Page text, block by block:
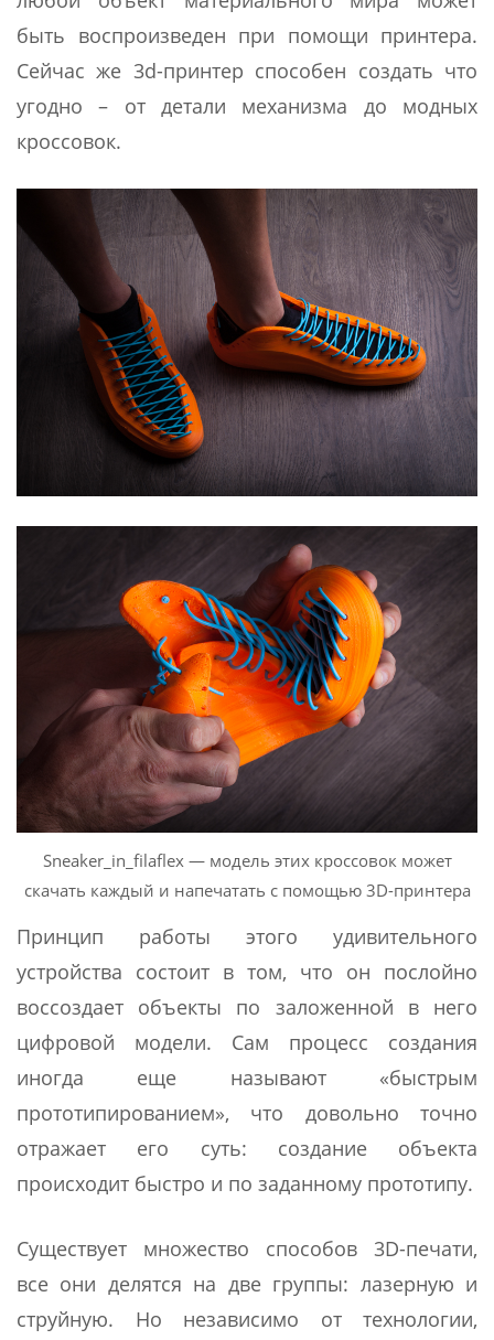
быть воспроизведен при помощи принтера.
Сейчас же 3d-принтер способен создать что
угодно – от детали механизма до модных
кроссовок.
Sneaker_in_filaflex — модель этих кроссовок может
скачать каждый и напечатать с помощью 3D-принтера
Принцип работы этого удивительного
устройства состоит в том, что он послойно
воссоздает объекты по заложенной в него
цифровой модели. Сам процесс создания
иногда еще называют «быстрым
прототипированием», что довольно точно
отражает его суть: создание объекта
происходит быстро и по заданному прототипу.
Существует множество способов 3D-печати,
все они делятся на две группы: лазерную и
струйную. Но независимо от технологии,